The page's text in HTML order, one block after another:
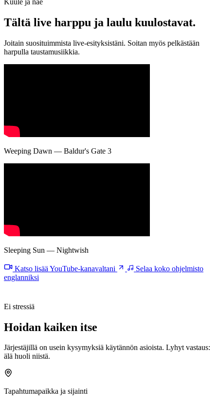
Kuule ja näe
Tältä live harppu ja laulu kuulostavat.
Joitain suosituimmista live-esityksistäni. Soitan myös pelkästään
harpulla taustamusiikkia.
Weeping Dawn — Baldur's Gate 3
Sleeping Sun — Nightwish
Katso lisää YouTube-kanavaltani
Selaa koko ohjelmisto
englanniksi
Ei stressiä
Hoidan kaiken itse
Järjestäjillä on usein kysymyksiä käytännön asioista. Lyhyt vastaus:
älä huoli niistä.
Tapahtumapaikka ja sijainti